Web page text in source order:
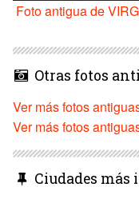
Foto antigua de
Otras fotos
Ver más fotos
Ver más fotos
Ciudades más